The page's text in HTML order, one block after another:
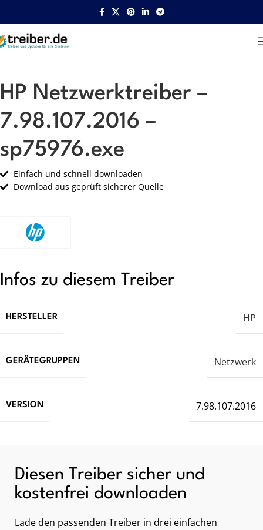
Startseite HP Netzwerk
HP Netzwerktreiber –
7.98.107.2016 –
sp75976.exe
Einfach und schnell downloaden
Download aus geprüft sicherer Quelle
Infos zu diesem Treiber
HERSTELLER HP
GERÄTEGRUPPEN Netzwerk
VERSION 7.98.107.2016
Diesen Treiber sicher und
kostenfrei downloaden
Lade den passenden Treiber in drei einfachen